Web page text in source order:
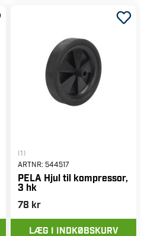
(1)
ARTNR: 544517
PELA Hjul til kompressor,
3 hk
78 kr
LÆG I INDKØBSKURV